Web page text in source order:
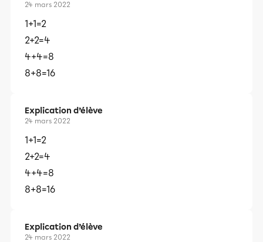
24 mars 2022
1+1=2
2+2=4
4+4=8
8+8=16
Explication d’élève
24 mars 2022
1+1=2
2+2=4
4+4=8
8+8=16
Explication d’élève
24 mars 2022